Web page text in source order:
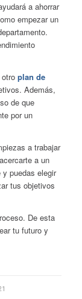
a ahorrar
empezar un
plan de
Además,
de que
por un
a trabajar
a un
puedas elegir
tus objetivos
De esta
tu futuro y